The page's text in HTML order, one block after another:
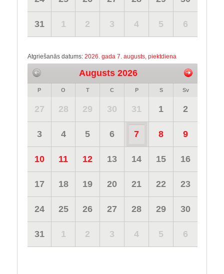
31 1 2 3 4 5 6
Atgriešanās datums: 2026. gada 7. augusts, piektdiena
Augusts 2026
P O T C P S Sv
27 28 29 30 31 1 2
3 4 5 6 7 8 9
10 11 12 13 14 15 16
17 18 19 20 21 22 23
24 25 26 27 28 29 30
31 1 2 3 4 5 6